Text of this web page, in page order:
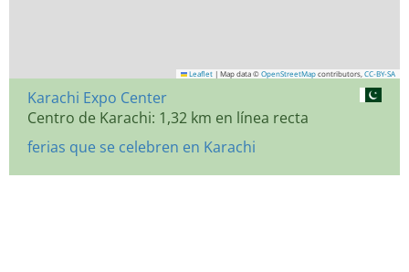
Leaflet | Map data © OpenStreetMap contributors, CC-BY-SA
Karachi Expo Center
Centro de Karachi: 1,32 km en línea recta
ferias que se celebren en Karachi